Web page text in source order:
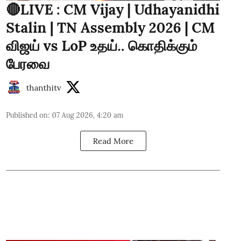
🔴LIVE : CM Vijay | Udhayanidhi
Stalin | TN Assembly 2026 | CM
விஜய் vs LoP உதய்.. கொதிக்கும்
பேரவை
thanthitv
Published on: 07 Aug 2026, 4:20 am
Read More